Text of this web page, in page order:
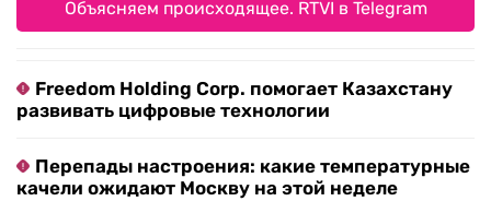
Объясняем происходящее. RTVI в Telegram
Freedom Holding Corp. помогает Казахстану
развивать цифровые технологии
Перепады настроения: какие температурные
качели ожидают Москву на этой неделе